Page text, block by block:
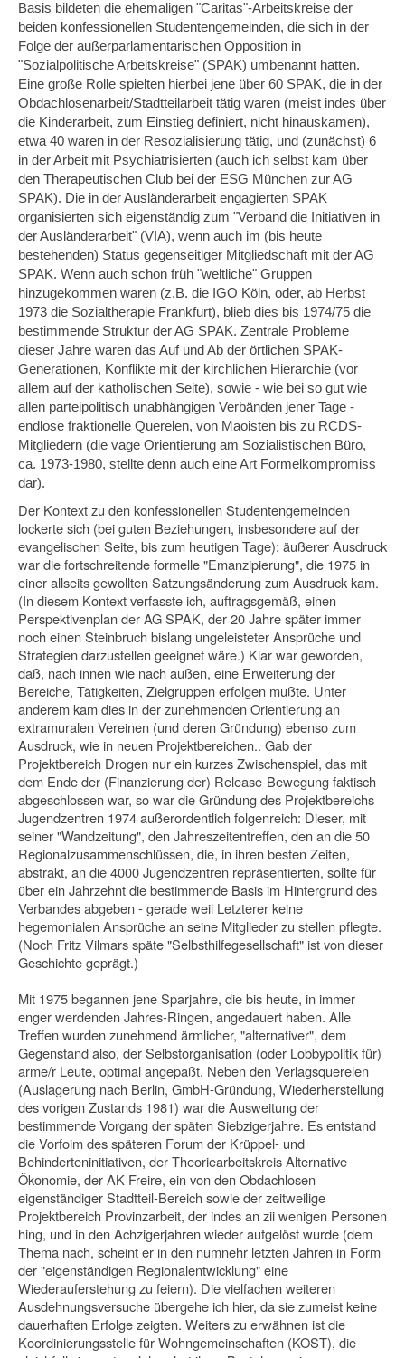
Basis bildeten die ehemaligen "Caritas"-Arbeitskreise der
beiden konfessionellen Studentengemeinden, die sich in der
Folge der außerparlamentarischen Opposition in
"Sozialpolitische Arbeits­kreise" (SPAK) umbenannt hatten.
Eine große Rolle spielten hierbei jene über 60 SPAK, die in der
Obdachlosenarbeit/Stadtteilarbeit tätig waren (meist indes über
die Kinderarbeit, zum Einstieg definiert, nicht hinauskamen),
etwa 40 waren in der Resozialisierung tätig, und (zunächst) 6
in der Arbeit mit Psychiatrisierten (auch ich selbst kam über
den Therapeutischen Club bei der ESG München zur AG
SPAK). Die in der Ausländerarbeit engagierten SPAK
organisierten sich eigenständig zum "Verband die Initiativen in
der Ausländerarbeit" (VIA), wenn auch im (bis heute
bestehenden) Status gegenseitiger Mitgliedschaft mit der AG
SPAK. Wenn auch schon früh "weltliche" Gruppen
hinzugekommen waren (z.B. die IGO Köln, oder, ab Herbst
1973 die Sozialtherapie Frankfurt), blieb dies bis 1974/75 die
bestim­mende Struktur der AG SPAK. Zentrale Probleme
dieser Jahre waren das Auf und Ab der örtlichen SPAK-
Generationen, Konflikte mit der kirchlichen Hierarchie (vor
allem auf der katholischen Seite), sowie - wie bei so gut wie
allen parteipolitisch unabhängigen Verbänden jener Tage -
endlose fraktionelle Querelen, von Maoisten bis zu RCDS-
Mitgliedern (die vage Orientierung am Sozialistischen Büro,
ca. 1973-1980, stellte denn auch eine Art Formelkompromiss
dar).
Der Kontext zu den konfessionellen Studentengemeinden
lockerte sich (bei guten Beziehungen, insbesondere auf der
evangelischen Seite, bis zum heutigen Tage): äußerer Ausdruck
war die fortschreitende formelle "Emanzipierung", die 1975 in
einer allseits gewollten Satzungsänderung zum Ausdruck kam.
(In diesem Kontext verfasste ich, auftragsgemäß, einen
Perspektivenplan der AG SPAK, der 20 Jahre später immer
noch einen Steinbruch bislang ungeleisteter Ansprüche und
Strategien darzustellen geeignet wäre.) Klar war geworden,
daß, nach innen wie nach außen, eine Erweiterung der
Bereiche, Tätigkeiten, Zielgruppen erfolgen mußte. Unter
anderem kam dies in der zunehmenden Orientierung an
extramuralen Vereinen (und deren Gründung) ebenso zum
Ausdruck, wie in neuen Projektbereichen.. Gab der
Projektbereich Drogen nur ein kurzes Zwischenspiel, das mit
dem Ende der (Fi­nanzierung der) Release-Bewegung faktisch
abgeschlossen war, so war die Grün­dung des Projektbereichs
Jugendzentren 1974 außerordentlich folgenreich: Dieser, mit
seiner "Wandzeitung", den Jahreszeitentreffen, den an die 50
Regionalzusam­menschlüssen, die, in ihren besten Zeiten,
abstrakt, an die 4000 Jugendzentren repräsentierten, sollte für
über ein Jahrzehnt die bestimmende Basis im Hintergrund des
Verbandes abgeben - gerade weil Letzterer keine
hegemonialen Ansprüche an seine Mitglieder zu stellen pflegte.
(Noch Fritz Vilmars späte "Selbsthilfegesell­schaft" ist von dieser
Geschichte geprägt.)
Mit 1975 begannen jene Sparjahre, die bis heute, in immer
enger werdenden Jahres-Ringen, angedauert haben. Alle
Treffen wurden zunehmend ärmlicher, "alternativer", dem
Gegenstand also, der Selbstorganisation (oder Lobbypolitik für)
arme/r Leute, optimal angepaßt. Neben den Verlagsquerelen
(Auslagerung nach Berlin, GmbH-Gründung, Wiederherstellung
des vorigen Zustands 1981) war die Ausweitung der
bestimmende Vorgang der späten Siebzigerjahre. Es entstand
die Vorfoim des späteren Forum der Krüppel- und
Behinderteninitiativen, der Theorie­arbeitskreis Alternative
Ökonomie, der AK Freire, ein von den Obdachlosen
eigenständiger Stadtteil-Bereich sowie der zeitweilige
Projektbereich Provinzarbeit, der indes an zii wenigen Personen
hing, und in den Achzigerjahren wieder aufgelöst wurde (dem
Thema nach, scheint er in den numnehr letzten Jahren in Form
der "eigenständigen Regionalentwicklung" eine
Wiederauferstehung zu feiern). Die vielfachen weiteren
Ausdehnungsversuche übergehe ich hier, da sie zumeist keine
dauerhaften Erfolge zeigten. Weiters zu erwähnen ist die
Koordinierungsstelle für Wohngemeinschaften (KOST), die